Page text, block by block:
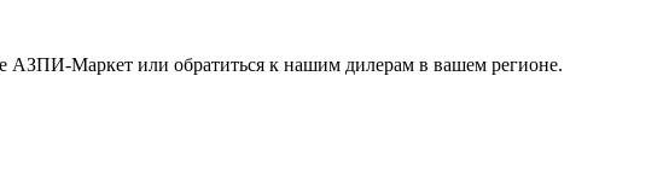
АЗПИ-Маркет или обратиться к нашим дилерам в вашем регионе.